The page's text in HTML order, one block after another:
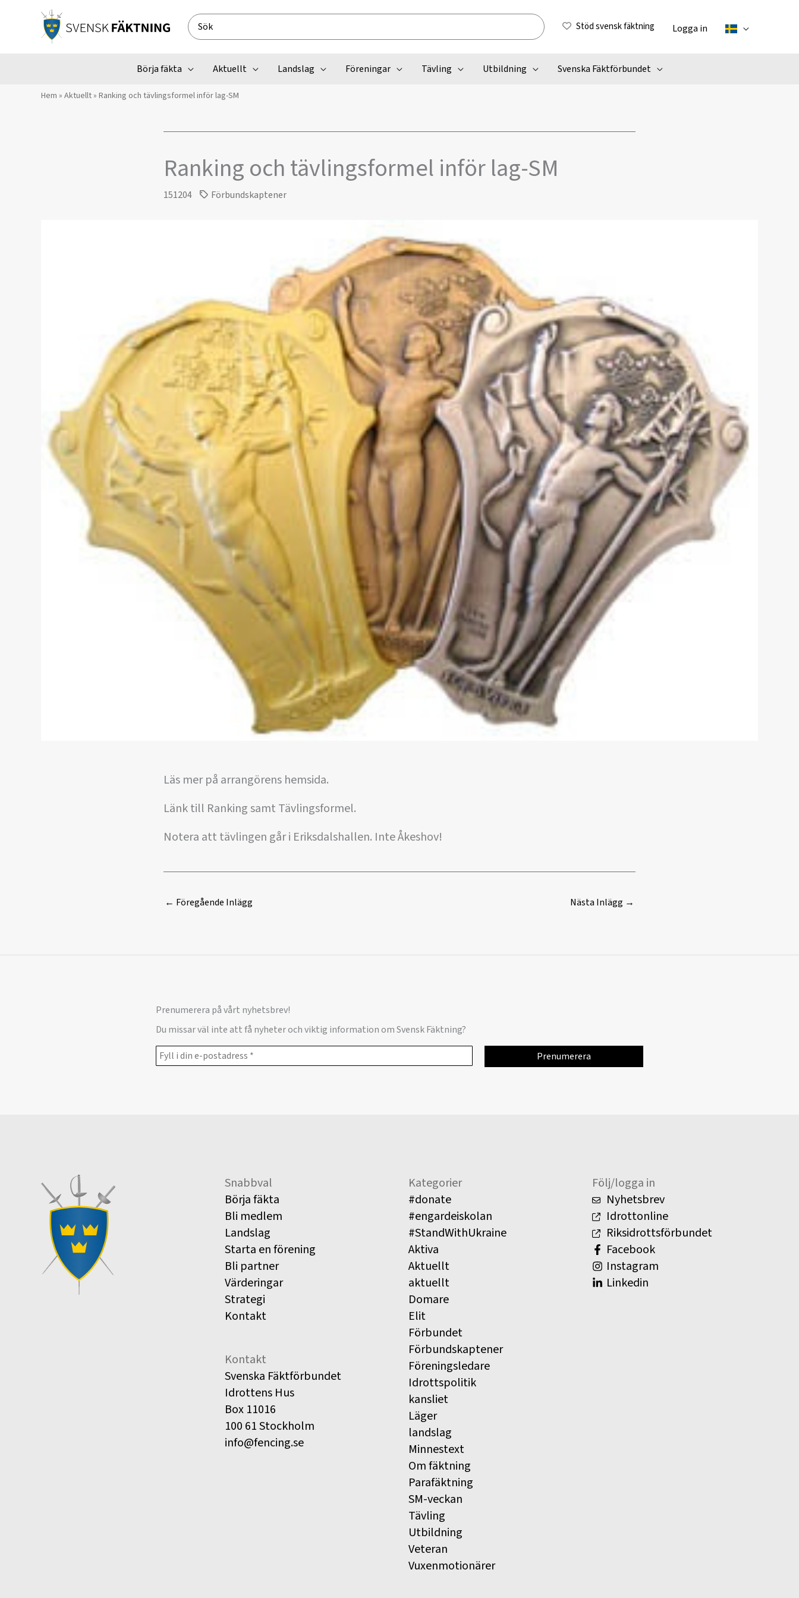
Search
for:
Stöd svensk fäktning Logga in
Börja fäkta Aktuellt Landslag Föreningar Tävling Utbildning Svenska Fäktförbundet
Hem » Aktuellt» Ranking och tävlingsformel inför lag-SM
Ranking och tävlingsformel inför lag-SM
151204 Förbundskaptener
Läs mer på arrangörens hemsida.
Länk till Ranking samt Tävlingsformel.
Notera att tävlingen går i Eriksdalshallen. Inte Åkeshov!
← Föregående Inlägg Nästa Inlägg →
Prenumerera på vårt nyhetsbrev!
Du missar väl inte att få nyheter och viktig information om Svensk Fäktning?
Snabbval
Börja fäkta
Bli medlem
Landslag
Starta en förening
Bli partner
Värderingar
Strategi
Kontakt
Kontakt
Svenska Fäktförbundet
Idrottens Hus
Box 11016
100 61 Stockholm
info@fencing.se
Kategorier
#donate
#engardeiskolan
#StandWithUkraine
Aktiva
Aktuellt
aktuellt
Domare
Elit
Förbundet
Förbundskaptener
Föreningsledare
Idrottspolitik
kansliet
Läger
landslag
Minnestext
Om fäktning
Parafäktning
SM-veckan
Tävling
Utbildning
Veteran
Vuxenmotionärer
Följ/logga in
Nyhetsbrev
Idrottonline
Riksidrottsförbundet
Facebook
Instagram
Linkedin